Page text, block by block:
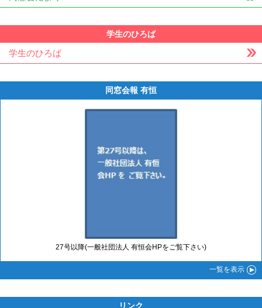
学生のひろば
学生のひろば
同窓会報 有恒
27号以降(一般社団法人 有恒会HPをご覧下さい)
一覧を表示
リンク